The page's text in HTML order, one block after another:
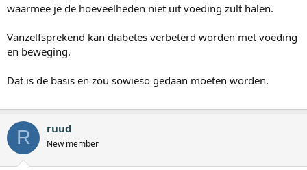
waarmee je de hoeveelheden niet uit voeding zult halen.
Vanzelfsprekend kan diabetes verbeterd worden met voeding
en beweging.
Dat is de basis en zou sowieso gedaan moeten worden.
R ruud
New member